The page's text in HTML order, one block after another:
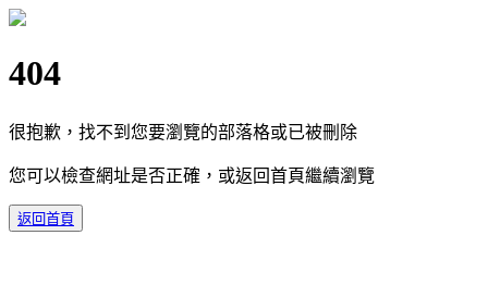
404
很抱歉，找不到您要瀏覽的部落格或已被刪除
您可以檢查網址是否正確，或返回首頁繼續瀏覽
返回首頁